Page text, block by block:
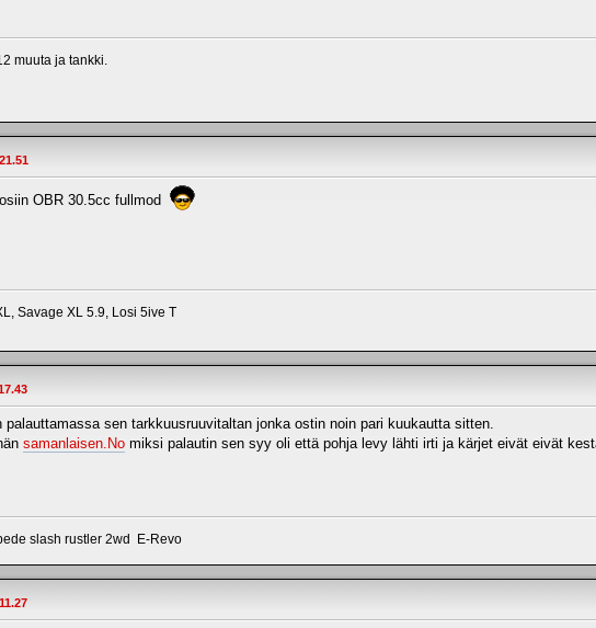
muuta ja tankki.
OBR 30.5cc fullmod
Savage XL 5.9, Losi 5ive T
palauttamassa sen tarkkuusruuvitaltan jonka ostin noin pari kuukautta sitten.
samanlaisen.No miksi palautin sen syy oli että pohja levy lähti irti ja kärjet eivät eivät
slash rustler 2wd E-Revo